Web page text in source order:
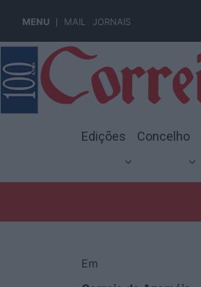
MENU MAIL JORNAIS
Edições Concelho
Em